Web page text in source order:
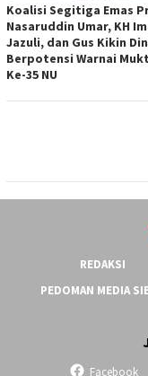
Koalisi Segitiga Emas
Nasaruddin Umar, KH
Jazuli, dan Gus Kikin
Berpotensi Warnai
Ke-35 NU
REDAKSI
PEDOMAN MEDIA
Facebook